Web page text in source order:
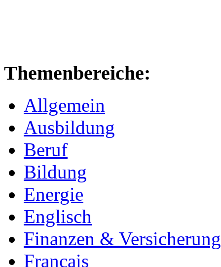
Themenbereiche:
Allgemein
Ausbildung
Beruf
Bildung
Energie
Englisch
Finanzen &
Francais